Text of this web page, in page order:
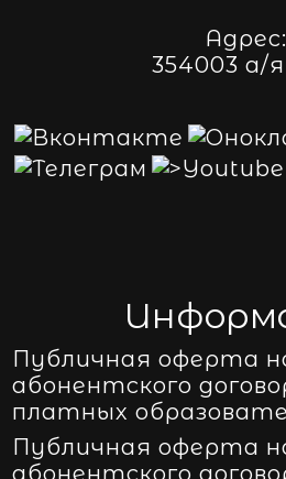
Адрес:
354003 а/я
Публичная оферта
абонентского
платных
Публичная оферта